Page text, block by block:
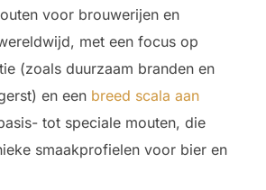
voor brouwerijen en
met een focus op
(zoals duurzaam branden en
en een breed scala aan
tot speciale mouten, die
smaakprofielen voor bier en